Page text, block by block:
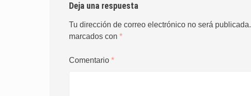
Deja una respuesta
Tu dirección de correo electrónico no será publicada.
marcados con *
Comentario *